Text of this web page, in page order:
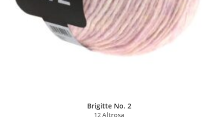
Brigitte No. 2
12 Altrosa